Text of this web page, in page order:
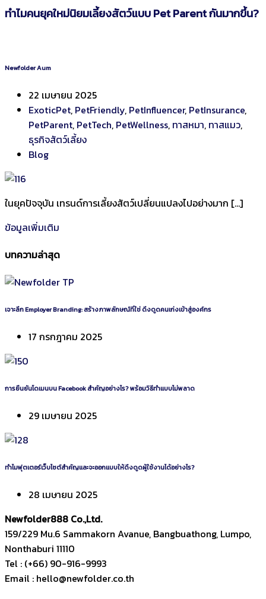
ทำไมคนยุคใหม่นิยมเลี้ยงสัตว์แบบ Pet Parent กันมากขึ้น?
Newfolder Aum
22 เมษายน 2025
ExoticPet, PetFriendly, PetInfluencer, PetInsurance,
PetParent, PetTech, PetWellness, ทาสหมา, ทาสแมว,
ธุรกิจสัตว์เลี้ยง
Blog
ในยุคปัจจุบัน เทรนด์การเลี้ยงสัตว์เปลี่ยนแปลงไปอย่างมาก […]
ข้อมูลเพิ่มเติม
บทความล่าสุด
เจาะลึก Employer Branding: สร้างภาพลักษณ์ที่ใช่ ดึงดูดคนเก่งเข้าสู่องค์กร
17 กรกฎาคม 2025
การยืนยันโดเมนบน Facebook สำคัญอย่างไร? พร้อมวิธีทำแบบไม่พลาด
29 เมษายน 2025
ทำไมฟุตเตอร์เว็บไซต์สำคัญและจะออกแบบให้ดึงดูดผู้ใช้งานได้อย่างไร?
28 เมษายน 2025
Newfolder888 Co.,Ltd.
159/229 Mu.6 Sammakorn Avanue, Bangbuathong, Lumpo,
Nonthaburi 11110
Tel : (+66) 90-916-9993
Email : hello@newfolder.co.th